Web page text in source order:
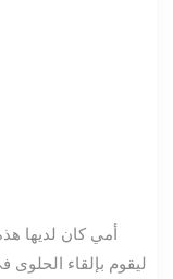
أمي كان لديها
ليقوم بإلقاء